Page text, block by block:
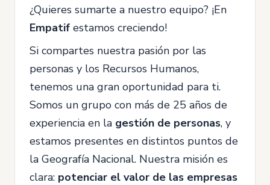
¿Quieres sumarte a nuestro equipo? ¡En
Empatif estamos creciendo!
Si compartes nuestra pasión por las
personas y los Recursos Humanos,
tenemos una gran oportunidad para ti.
Somos un grupo con más de 25 años de
experiencia en la gestión de personas, y
estamos presentes en distintos puntos de
la Geografía Nacional. Nuestra misión es
clara: potenciar el valor de las empresas